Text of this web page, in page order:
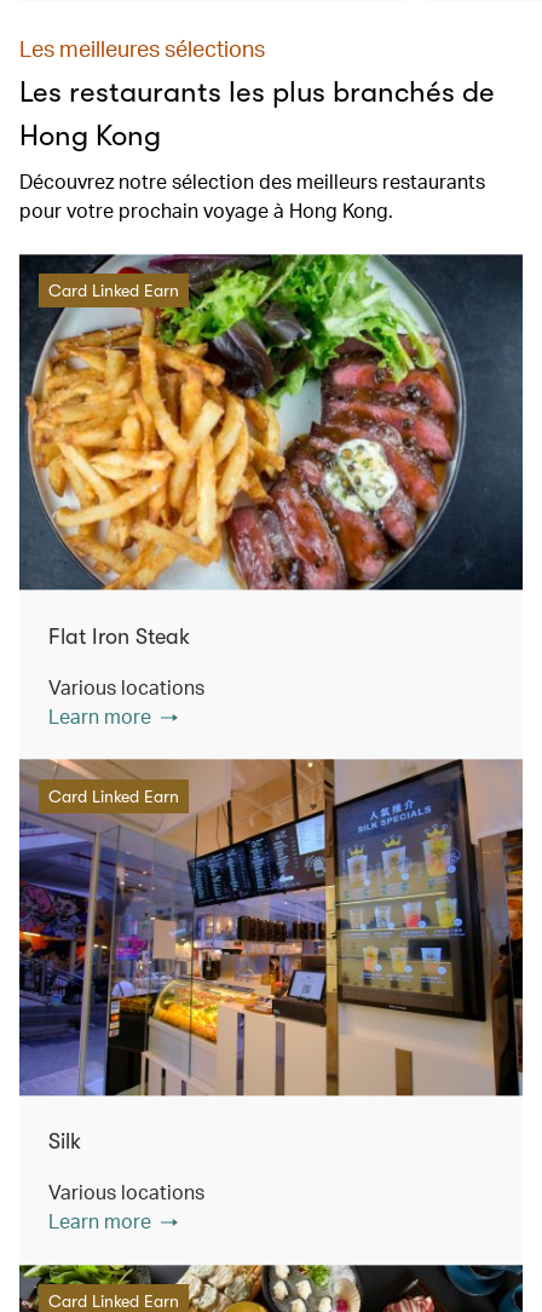
Les meilleures sélections
Les restaurants les plus branchés de
Hong Kong
Découvrez notre sélection des meilleurs restaurants
pour votre prochain voyage à Hong Kong.
Card Linked Earn
Flat Iron Steak
Various locations
Learn more
Card Linked Earn
Silk
Various locations
Learn more
Card Linked Earn